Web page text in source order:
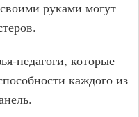
руками могут
педагоги, которые
каждого из